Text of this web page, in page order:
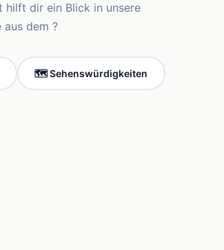
hilft dir ein Blick in unsere
aus dem ?
🗺️ Sehenswürdigkeiten